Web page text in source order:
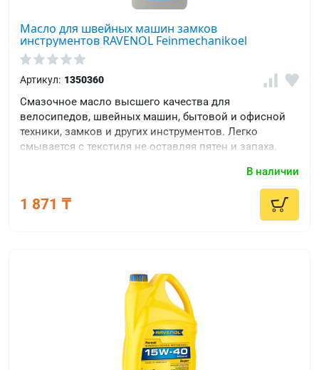
Масло для швейных машин замков
инструментов RAVENOL Feinmechanikoel
Артикул: 1350360
Смазочное масло высшего качества для
велосипедов, швейных машин, бытовой и офисной
техники, замков и других инструментов. Легко
смывается с текстиля не оставляя пятен и запаха.
В наличии
1 871 ₸